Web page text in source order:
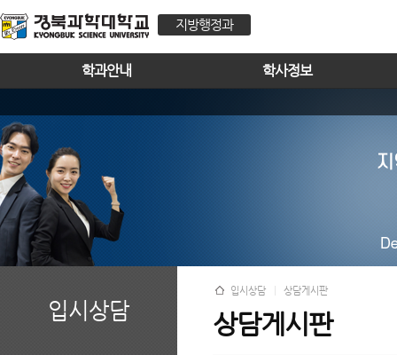
지방행정과
학과안내 학사정보
입시상담
입시상담 상담게시판
상담게시판